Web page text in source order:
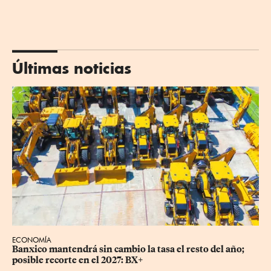
Últimas noticias
ECONOMÍA
Banxico mantendrá sin cambio la tasa el resto del año;
posible recorte en el 2027: BX+